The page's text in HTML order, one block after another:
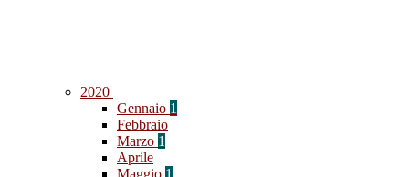
2020
Gennaio 1
Febbraio
Marzo 1
Aprile